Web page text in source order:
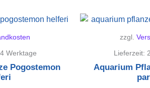
Werktage
Pogostemon
zzgl.
Lieferzeit:
Aquarium